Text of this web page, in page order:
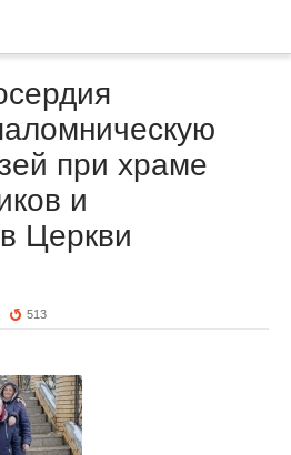
при храме
и
Церкви
513